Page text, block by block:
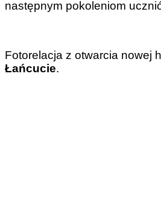
następnym pokoleniom
Fotorelacja z otwarcia nowej
Łańcucie.